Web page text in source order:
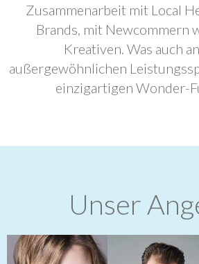
Zusammenarbeit mit Local
Brands, mit Newcommern
Kreativen. Was auch
außergewöhnlichen
einzigartigen Wonder-
Unser